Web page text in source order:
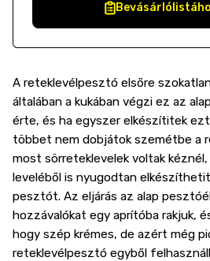
A reteklevélpesztó elsőre
általában a kukában végzi ez az
érte, és ha egyszer elkészítitek
többet nem dobjátok szemétbe a
most sörreteklevelek voltak
leveléből is nyugodtan
pesztót. Az eljárás az alap
hozzávalókat egy aprítóba rakjuk,
hogy szép krémes, de azért még
reteklevélpesztó egyből